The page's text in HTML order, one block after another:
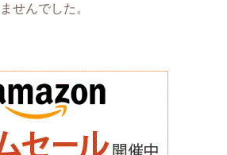
せんでした。